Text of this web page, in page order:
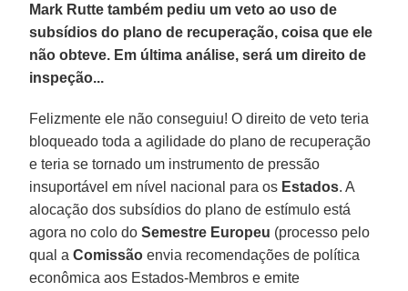
Mark Rutte também pediu um veto ao uso de
subsídios do plano de recuperação, coisa que ele
não obteve. Em última análise, será um direito de
inspeção...
Felizmente ele não conseguiu! O direito de veto teria
bloqueado toda a agilidade do plano de recuperação
e teria se tornado um instrumento de pressão
insuportável em nível nacional para os Estados. A
alocação dos subsídios do plano de estímulo está
agora no colo doSemestre Europeu (processo pelo
qual aComissão envia recomendações de política
econômica aos Estados-Membros e emite